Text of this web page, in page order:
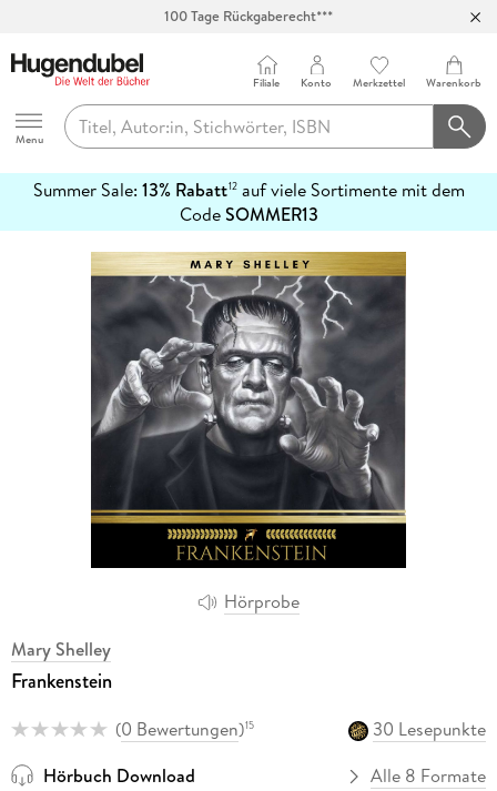
100 Tage Rückgaberecht***
Hugendubel
Menu
Filiale Konto Merkzettel Warenkorb
Summer Sale: 13% Rabatt12auf viele Sortimente mit dem
CodeSOMMER13
erfahren
Hörprobe
Mary Shelley
Frankenstein
(0 Bewertungen)15
30 Lesepunkte
Hörbuch Download
Alle 8 Formate